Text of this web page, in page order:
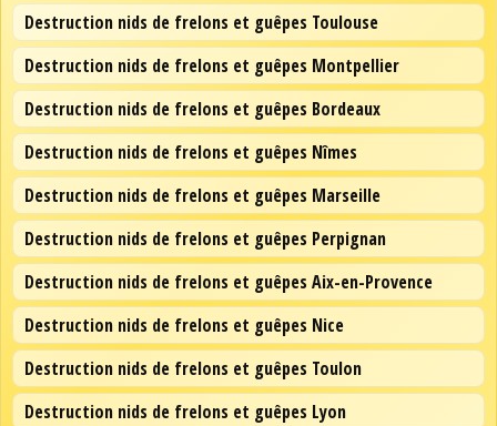
Destruction nids de frelons et guêpes Toulouse
Destruction nids de frelons et guêpes Montpellier
Destruction nids de frelons et guêpes Bordeaux
Destruction nids de frelons et guêpes Nîmes
Destruction nids de frelons et guêpes Marseille
Destruction nids de frelons et guêpes Perpignan
Destruction nids de frelons et guêpes Aix-en-Provence
Destruction nids de frelons et guêpes Nice
Destruction nids de frelons et guêpes Toulon
Destruction nids de frelons et guêpes Lyon